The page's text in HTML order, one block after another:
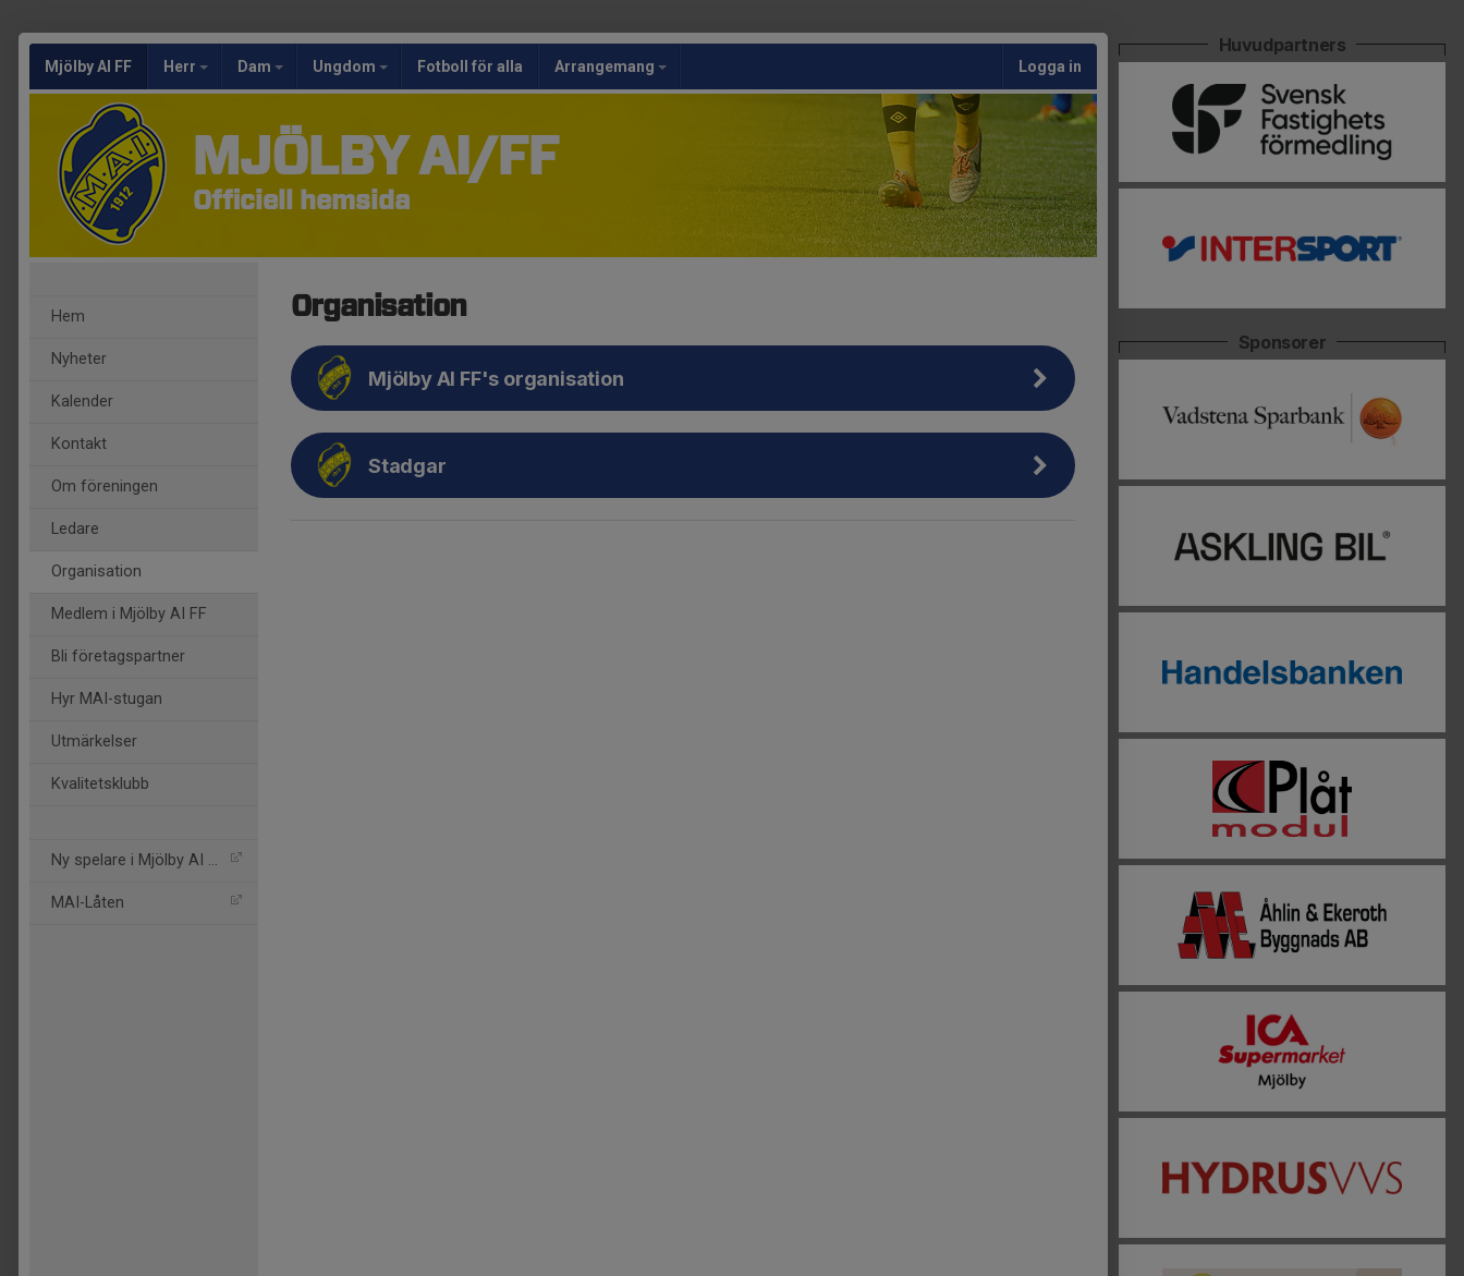
Mjölby AI FF Herr Dam Ungdom Fotboll för alla Arrangemang Logga in
MJÖLBY AI/FF
Officiell hemsida
Hem
Nyheter
Kalender
Kontakt
Om föreningen
Ledare
Organisation
Medlem i Mjölby AI FF
Bli företagspartner
Hyr MAI-stugan
Utmärkelser
Kvalitetsklubb
Ny spelare i Mjölby AI FF
MAI-Låten
Organisation
Mjölby AI FF's organisation
Stadgar
Huvudpartners
Sponsorer